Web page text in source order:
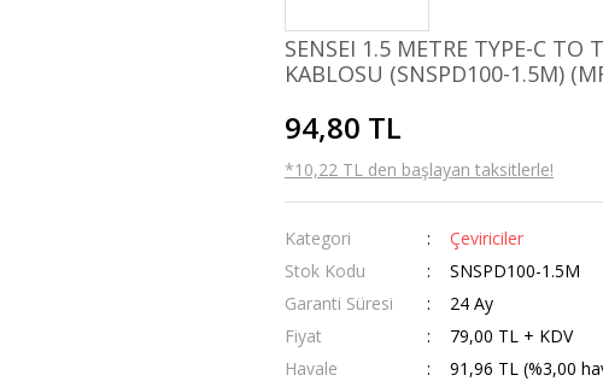
SENSEI 1.5 METRE TYPE-C TO
KABLOSU (SNSPD100-1.5M)
94,80 TL
*10,22 TL den başlayan taksitlerle!
Kategori
Çeviriciler
Stok Kodu
SNSPD100-1.5M
Garanti Süresi
24 Ay
Fiyat
79,00 TL + KDV
Havale
91,96 TL (%3,00